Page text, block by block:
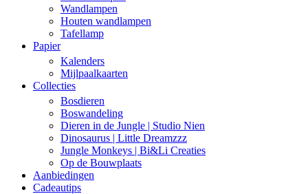
Wandlampen
Houten wandlampen
Tafellamp
Papier
Kalenders
Mijlpaalkaarten
Collecties
Bosdieren
Boswandeling
Dieren in de Jungle | Studio Nien
Dinosaurus | Little Dreamzzz
Jungle Monkeys | Bi&Li Creaties
Op de Bouwplaats
Aanbiedingen
Cadeautips